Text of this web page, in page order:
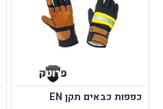
כפפות כבאים תקן EN